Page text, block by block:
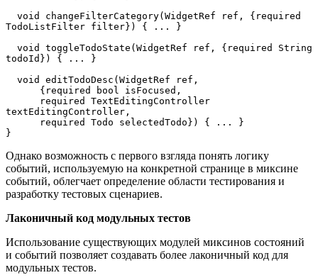
TodoListFilter filter}) { ... }
todoId}) { ... }
  void editTodoDesc(WidgetRef ref,
      {required bool isFocused,
textEditingController,
      required Todo selectedTodo}) { ... }
}
Однако возможность с первого взгляда понять логику
событий, используемую на конкретной странице в миксине
событий, облегчает определение области тестирования и
разработку тестовых сценариев.
Лаконичный код модульных тестов
Использование существующих модулей миксинов состояний
и событий позволяет создавать более лаконичный код для
модульных тестов.